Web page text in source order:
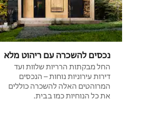
נכסים להשכרה עם ריהוט מלא
החל מבקתות הרריות שלוות ועד
דירות עירוניות נוחות – הנכסים
המרוהטים האלה להשכרה כוללים
את כל הנוחיות כמו בבית.